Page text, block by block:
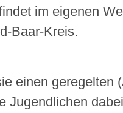
im eigenen
Baar-Kreis.
einen geregelten